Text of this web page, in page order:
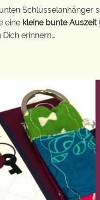
Schlüsselanhänger
eine kleine bunte Auszeit
erinnern…